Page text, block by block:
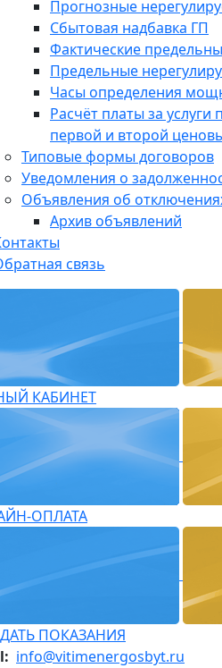
Прогнозные
Сбытовая надбавка ГП
Фактические
Предельные
Часы определения
Расчёт платы за
первой и второй
Типовые формы договоров
Уведомления о
Объявления об
Архив объявлений
связь
КАБИНЕТ
ОПЛАТА
ПОКАЗАНИЯ
info@vitimenergosbyt.ru